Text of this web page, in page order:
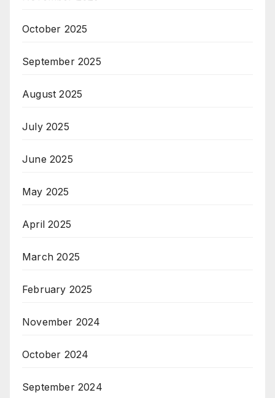
October 2025
September 2025
August 2025
July 2025
June 2025
May 2025
April 2025
March 2025
February 2025
November 2024
October 2024
September 2024